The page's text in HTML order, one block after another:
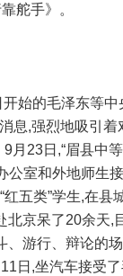
舵手》。
始的毛泽东等中
息,强烈地吸引
月23日,“眉县中
公室和外地师生
五类”学生,在县
北京呆了20余天,
、游行、辩论的
日,坐汽车接受